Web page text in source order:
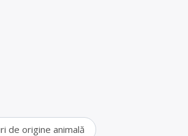
de origine animală